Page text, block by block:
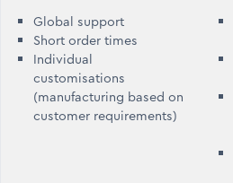
Global support
Short order times
Individual
customisations
(manufacturing based on
customer requirements)